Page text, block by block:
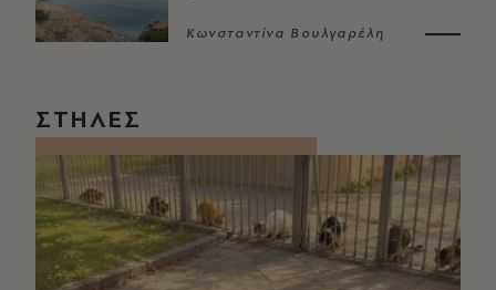
Κωνσταντίνα Βουλγαρέλη
ΣΤΗΛΕΣ